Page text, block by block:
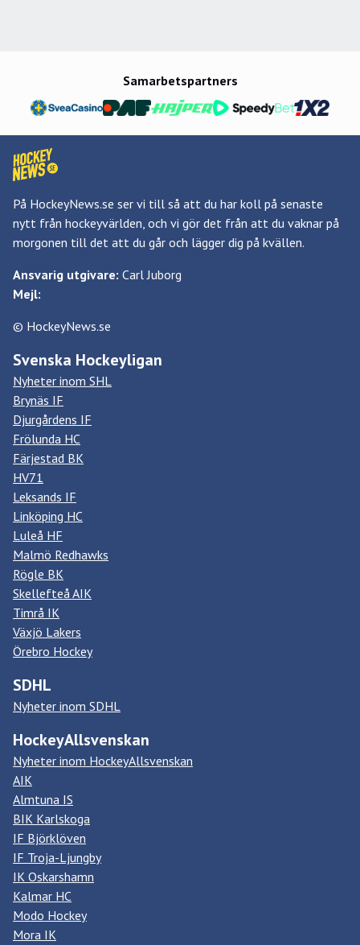
Samarbetspartners
På HockeyNews.se ser vi till så att du har koll på senaste
nytt från hockeyvärlden, och vi gör det från att du vaknar på
morgonen till det att du går och lägger dig på kvällen.
Ansvarig utgivare: Carl Juborg
Mejl:
© HockeyNews.se
Svenska Hockeyligan
Nyheter inom SHL
Brynäs IF
Djurgårdens IF
Frölunda HC
Färjestad BK
HV71
Leksands IF
Linköping HC
Luleå HF
Malmö Redhawks
Rögle BK
Skellefteå AIK
Timrå IK
Växjö Lakers
Örebro Hockey
SDHL
Nyheter inom SDHL
HockeyAllsvenskan
Nyheter inom HockeyAllsvenskan
AIK
Almtuna IS
BIK Karlskoga
IF Björklöven
IF Troja-Ljungby
IK Oskarshamn
Kalmar HC
Modo Hockey
Mora IK